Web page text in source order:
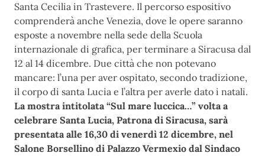
Santa Cecilia in Trastevere. Il percorso espositivo
comprenderà anche Venezia, dove le opere saranno
esposte a novembre nella sede della Scuola
internazionale di grafica, per terminare a Siracusa dal
12 al 14 dicembre. Due città che non potevano
mancare: l’una per aver ospitato, secondo tradizione,
il corpo di santa Lucia e l’altra per averle dato i natali.
La mostra intitolata “Sul mare luccica…” volta a
celebrare Santa Lucia, Patrona di Siracusa, sarà
presentata alle 16,30 di venerdì 12 dicembre, nel
Salone Borsellino di Palazzo Vermexio dal Sindaco